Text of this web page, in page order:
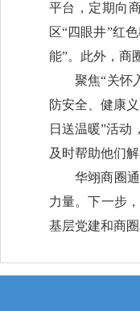
平台，定期向
区“四眼井”红
能”。此外，商
聚焦“关怀
防安全、健康
日送温暖”活动
及时帮助他们
华翊商圈
力量。下一步
基层党建和商